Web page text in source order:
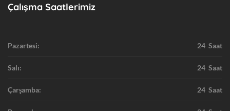
Çalışma Saatlerimiz
Pazartesi: 24 Saat
Salı: 24 Saat
Çarşamba: 24 Saat